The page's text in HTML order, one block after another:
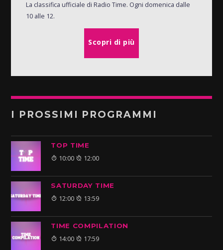
La classifica ufficiale di Radio Time. Ogni domenica dalle
10 alle 12.
Scopri di più
I PROSSIMI PROGRAMMI
TOP TIME
10:00 12:00
SATURDAY TIME
12:00 13:59
TIME COMPILATION
14:00 17:59